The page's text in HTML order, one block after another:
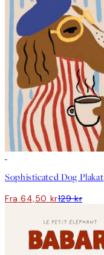
Sophisticated Dog Plakat
Fra 64,50 kr129 kr